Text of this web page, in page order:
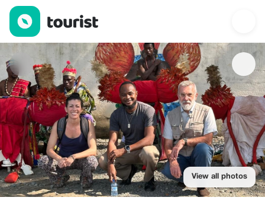
Drach Tours — Tours & Activities | Up to 25% off | Tourist
View all photos